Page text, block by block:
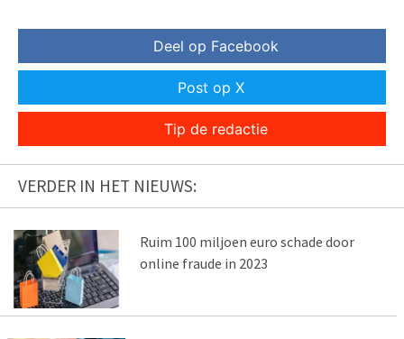
Deel op Facebook
Post op X
Tip de redactie
VERDER IN HET NIEUWS:
Ruim 100 miljoen euro schade door
online fraude in 2023